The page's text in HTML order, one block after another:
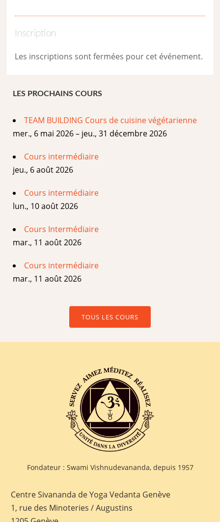
Inscription
Les inscriptions sont fermées pour cet événement.
LES PROCHAINS COURS
TEAM BUILDING Cours de cuisine végétarienne
mer., 6 mai 2026 – jeu., 31 décembre 2026
Cours intermédiaire
jeu., 6 août 2026
Cours intermédiaire
lun., 10 août 2026
Cours Intermédiaire
mar., 11 août 2026
Cours intermédiaire
mar., 11 août 2026
TOUS LES COURS
Fondateur : Swami Vishnudevananda, depuis 1957
Centre Sivananda de Yoga Vedanta Genève
1, rue des Minoteries / Augustins